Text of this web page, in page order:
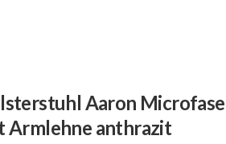
Aaron
Armlehne anthrazit